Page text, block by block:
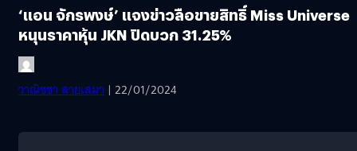
‘แอน จักรพงษ์’ แจงข่าวลือขายสิทธิ์ Miss Universe
หนุนราคาหุ้น JKN ปิดบวก 31.25%
วาณิชชา สายเสมา | 22/01/2024